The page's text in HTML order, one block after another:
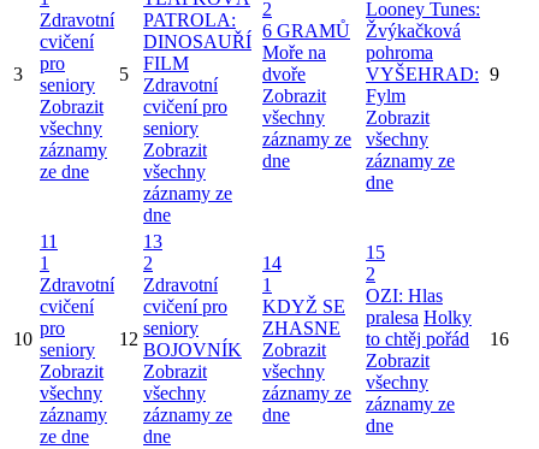
3
Zdravotní
cvičení
pro
seniory
Zobrazit
všechny
záznamy
ze dne
5
PATROLA:
DINOSAUŘÍ
FILM
Zdravotní
cvičení pro
seniory
Zobrazit
všechny
záznamy ze
dne
2
6 GRAMŮ
Moře na
dvoře
Zobrazit
všechny
záznamy ze
dne
Looney Tunes:
Žvýkačková
pohroma
VYŠEHRAD:
Fylm
Zobrazit
všechny
záznamy ze
dne
9
10
11
1
Zdravotní
cvičení
pro
seniory
Zobrazit
všechny
záznamy
ze dne
12
13
2
Zdravotní
cvičení pro
seniory
BOJOVNÍK
Zobrazit
všechny
záznamy ze
dne
14
1
KDYŽ SE
ZHASNE
Zobrazit
všechny
záznamy ze
dne
15
2
OZI: Hlas
pralesa Holky
to chtěj pořád
Zobrazit
všechny
záznamy ze
dne
16